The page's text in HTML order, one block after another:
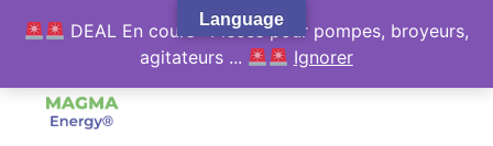
Language
DEAL En cours : Pièces pour pompes, broyeurs,
agitateurs ...
Ignorer